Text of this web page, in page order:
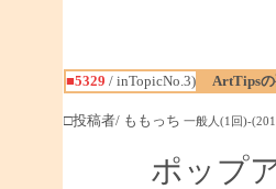
■5329 / inTopicNo.3) ArtTips
□投稿者/ ももっち 一般人(1回)-
ポップ